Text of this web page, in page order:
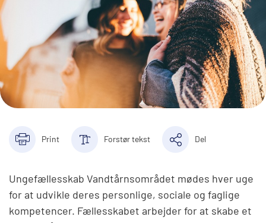
Print Forstør tekst Del
Ungefællesskab Vandtårnsområdet mødes hver uge
for at udvikle deres personlige, sociale og faglige
kompetencer. Fællesskabet arbejder for at skabe et